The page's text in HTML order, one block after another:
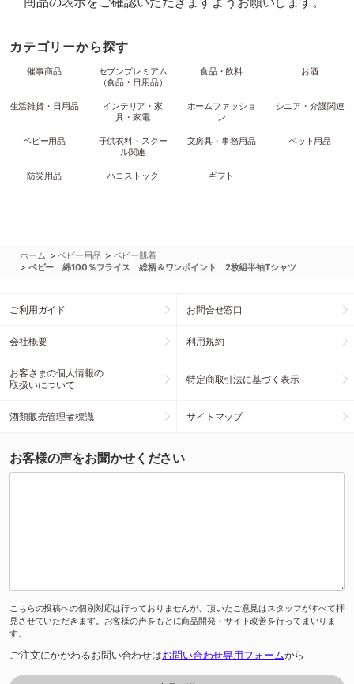
カテゴリーから探す
催事商品
セブンプレミアム
（食品・日用品）
食品・飲料 お酒
生活雑貨・日用品
インテリア・家
具・家電
ホームファッショ
ン
シニア・介護関連
ベビー用品
子供衣料・スクー
ル関連
文房具・事務用品 ペット用品
防災用品 ハコストック ギフト
ホーム >ベビー用品 > ベビー肌着
> ベビー 綿100％フライス 総柄＆ワンポイント 2枚組半袖Tシャツ
ご利用ガイド お問合せ窓口
会社概要 利用規約
お客さまの個人情報の
取扱いについて
特定商取引法に基づく表示
酒類販売管理者標識 サイトマップ
お客様の声をお聞かせください
こちらの投稿への個別対応は行っておりませんが、頂いたご意見はスタッフがすべて拝
見させていただきます。お客様の声をもとに商品開発・サイト改善を行ってまいりま
す。
ご注文にかかわるお問い合わせはお問い合わせ専用フォームから